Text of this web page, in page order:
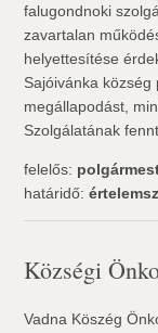
falugondnoki
zavartalan
helyettesítése
Sajóivánka
megállapodást,
Szolgálatának
felelős:
határidő:
Községi
Vadna Köszég